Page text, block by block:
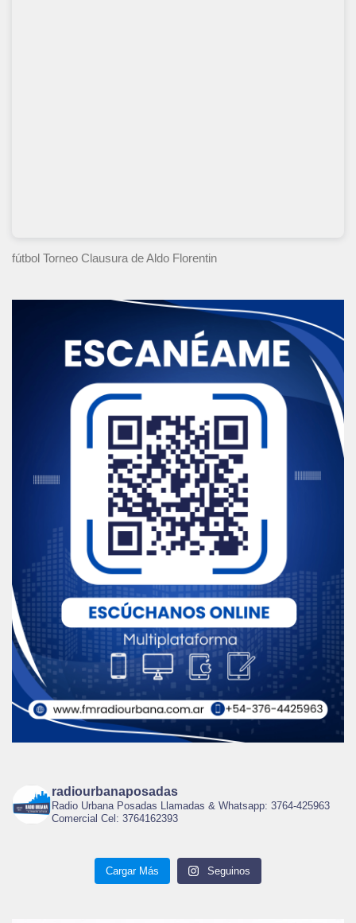
fútbol Torneo Clausura de Aldo Florentin
radiourbanaposadas
Radio Urbana Posadas Llamadas & Whatsapp: 3764-425963
Comercial Cel: 3764162393
Cargar Más Seguinos